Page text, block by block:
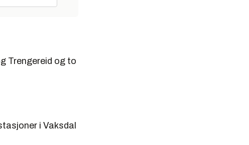
Trengereid og to
i Vaksdal